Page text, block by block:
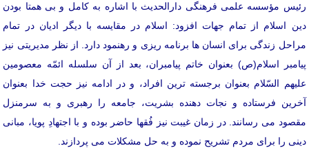
رئیس مؤسسه علمی فرهنگی دارالحدیث با اشاره به کامل و بی همتا بودن
دین اسلام از تمام جهات افزود: اسلام در مقایسه با دیگر ادیان در تمام
مراحل زندگی برای انسان ها برنامه ریزی و رهنمود دارد. از نظر مدیریتی نیز
پیامبر اسلام(ص) بعنوان خاتم پیامبران، بعد از آن سلسله ائمّه معصومین
علیهم السّلام بعنوان برجسته ترین افراد، و در ادامه نیز حجت خدا بعنوان
آخرین فرستاده و نجات دهنده بشریت، جامعه را رهبری و به سرمنزل
مقصود می رسانند. در زمان غیبت نیز فُقها حاضر بوده و با اجتهادِ پویا، مبانی
دینی را برای مردم تشریح نموده و به حل مشکلات می پردازند.